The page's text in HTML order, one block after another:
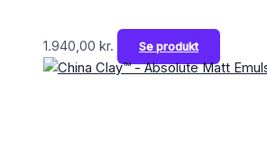
1.940,00 kr. Se produkt